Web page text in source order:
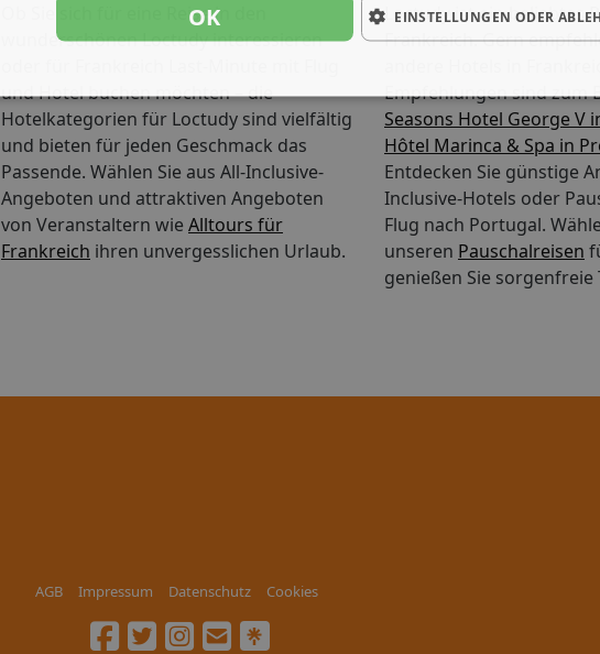
Ob Sie sich für eine Reise in den
wunderschönen Loctudy interessieren
und Hotel buchen möchten – die
Hotelkategorien für Loctudy sind vielfältig
und bieten für jeden Geschmack das
Passende. Wählen Sie aus All-Inclusive-
Angeboten und attraktiven Angeboten
von Veranstaltern wie Alltours für
Frankreich ihren unvergesslichen Urlaub.
Loctudy ist ein beliebtes
Frankreich. Gern
Empfehlungen sind zum
Seasons Hotel George V
Hôtel Marinca & Spa in
Entdecken Sie günstige
Inclusive-Hotels oder
Flug nach Portugal.
unseren Pauschalreisen
genießen Sie sorgenfreie
AGB Impressum Datenschutz Cookies
OK EINSTELLUNGEN ODER